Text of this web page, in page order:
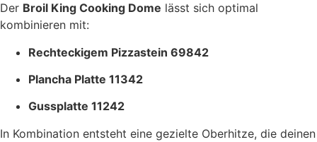
Der Broil King Cooking Dome lässt sich optimal
kombinieren mit:
Rechteckigem Pizzastein 69842
Plancha Platte 11342
Gussplatte 11242
In Kombination entsteht eine gezielte Oberhitze, die deinen